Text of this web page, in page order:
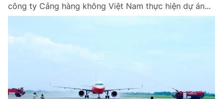
công ty Cảng hàng không Việt Nam thực hiện dự án...